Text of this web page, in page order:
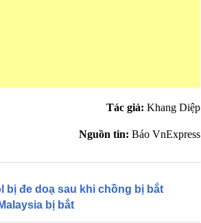
Tác giả: Khang Diệp
Nguồn tin: Báo VnExpress
bị đe doạ sau khi chồng bị bắt
bị bắt